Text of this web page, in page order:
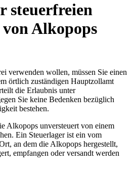
steuerfreien
Alkopops
verwenden wollen, müssen Sie einen
örtlich zuständigen Hauptzollamt
die Erlaubnis unter
Sie keine Bedenken bezüglich
bestehen.
Alkopops unversteuert von einem
Ein Steuerlager ist ein vom
an dem die Alkopops hergestellt,
empfangen oder versandt werden